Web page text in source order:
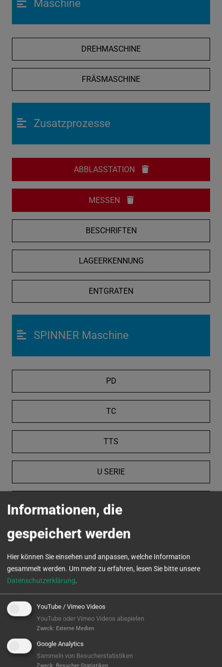
Maschine
DREHMASCHINE
FRÄSMASCHINE
Zusatzprozesse
ABBLASSTATION
MESSEN
BESCHRIFTEN
LAGEERKENNUNG
ENTGRATEN
SPINNER Maschine
PD
TC
TTS
U SERIE
VC SERIE
MICROTURN
Informationen, die
gespeichert werden
Hier können Sie einsehen und anpassen, welche Information
gesammelt werden. Um mehr zu erfahren, lesen Sie bitte unsere
Datenschutzerklärung.
YouTube / Vimeo Videos
YouTube oder Vimeo Videos abspielen
Zweck: Externe Medien
Google Analytics
Sammeln von Besucherstatistiken
Zweck: Besucher-Statistiken